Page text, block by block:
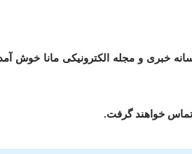
خبری و مجله الکترونیکی مانا خوش